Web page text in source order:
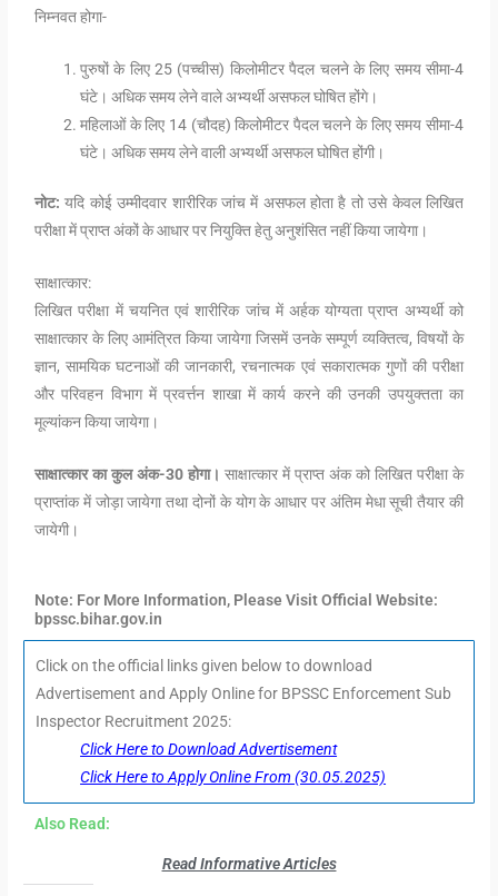
निम्नवत होगा-
पुरुषों के लिए 25 (पच्चीस) किलोमीटर पैदल चलने के लिए समय सीमा-4
घंटे। अधिक समय लेने वाले अभ्यर्थी असफल घोषित होंगे।
महिलाओं के लिए 14 (चौदह) किलोमीटर पैदल चलने के लिए समय सीमा-4
घंटे। अधिक समय लेने वाली अभ्यर्थी असफल घोषित होंगी।
नोट: यदि कोई उम्मीदवार शारीरिक जांच में असफल होता है तो उसे केवल लिखित
परीक्षा में प्राप्त अंकों के आधार पर नियुक्ति हेतु अनुशंसित नहीं किया जायेगा।
साक्षात्कार:
लिखित परीक्षा में चयनित एवं शारीरिक जांच में अर्हक योग्यता प्राप्त अभ्यर्थी को
साक्षात्कार के लिए आमंत्रित किया जायेगा जिसमें उनके सम्पूर्ण व्यक्तित्व, विषयों के
ज्ञान, सामयिक घटनाओं की जानकारी, रचनात्मक एवं सकारात्मक गुणों की परीक्षा
और परिवहन विभाग में प्रवर्त्तन शाखा में कार्य करने की उनकी उपयुक्तता का
मूल्यांकन किया जायेगा।
साक्षात्कार का कुल अंक-30 होगा। साक्षात्कार में प्राप्त अंक को लिखित परीक्षा के
प्राप्तांक में जोड़ा जायेगा तथा दोनों के योग के आधार पर अंतिम मेधा सूची तैयार की
जायेगी।
Note: For More Information, Please Visit Official Website:
bpssc.bihar.gov.in
Click on the official links given below to download
Advertisement and Apply Online for BPSSC Enforcement Sub
Inspector Recruitment 2025:
Click Here to Download Advertisement
Click Here to Apply Online From (30.05.2025)
Also Read:
Read Informative Articles